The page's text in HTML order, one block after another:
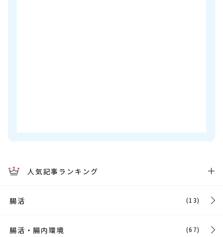
人気記事ランキング
腸活 (13)
腸活・腸内環境 (67)